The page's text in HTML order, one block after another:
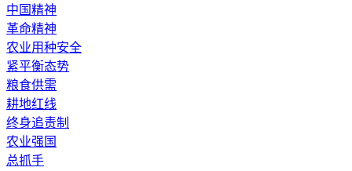
中国精神
革命精神
农业用种安全
紧平衡态势
粮食供需
耕地红线
终身追责制
农业强国
总抓手